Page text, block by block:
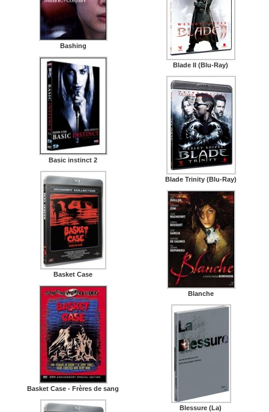
Bashing
Basic instinct 2
Basket Case
Basket Case - Frères de sang
Blade II (Blu-Ray)
Blade Trinity (Blu-Ray)
Blanche
Blessure (La)